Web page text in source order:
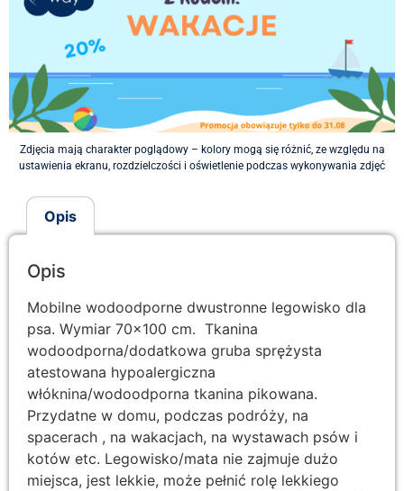
Zdjęcia mają charakter poglądowy – kolory mogą się różnić, ze względu na
ustawienia ekranu, rozdzielczości i oświetlenie podczas wykonywania zdjęć
Opis
Opis
Mobilne wodoodporne dwustronne legowisko dla
psa. Wymiar 70×100 cm. Tkanina
wodoodporna/dodatkowa gruba sprężysta
atestowana hypoalergiczna
włóknina/wodoodporna tkanina pikowana.
Przydatne w domu, podczas podróży, na
spacerach , na wakacjach, na wystawach psów i
kotów etc. Legowisko/mata nie zajmuje dużo
miejsca, jest lekkie, może pełnić rolę lekkiego